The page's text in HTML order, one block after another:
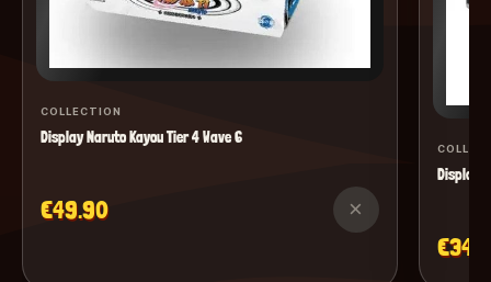
COLLECTION
Display Naruto Kayou Tier 4 Wave 6
€49.90 ×
Display